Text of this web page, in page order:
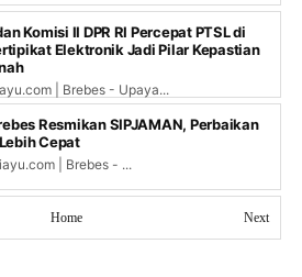
Komisi II DPR RI Percepat PTSL di
Elektronik Jadi Pilar Kepastian
| Brebes - Upaya...
Resmikan SIPJAMAN, Perbaikan
Cepat
| Brebes - ...
Next
Home